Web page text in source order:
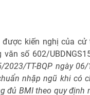
kiến nghị của
văn số 602/
TT-BQP ngày
nhập ngũ khi có
đủ BMI theo quy